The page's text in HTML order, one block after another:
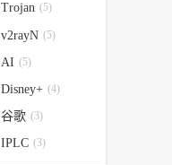
Trojan (5)
v2rayN (5)
AI (5)
Disney+ (4)
谷歌 (3)
IPLC (3)